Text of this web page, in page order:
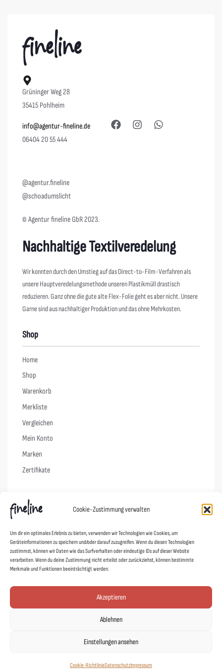
Cookie-Zustimmung verwalten
Um dir ein optimales Erlebnis zu bieten, verwenden wir Technologien wie Cookies, um
Geräteinformationen zu speichern und/oder darauf zuzugreifen. Wenn du diesen Technologien
zustimmst, können wir Daten wie das Surfverhalten oder eindeutige IDs auf dieser Website
verarbeiten. Wenn du deine Zustimmung nicht erteilst oder zurückziehst, können bestimmte
Merkmale und Funktionen beeinträchtigt werden.
Akzeptieren
Ablehnen
Einstellungen ansehen
Cookie-RichtlinieDatenschutzImpressum
Grüninger Weg 28
35415 Pohlheim
info@agentur-fineline.de
06404 20 55 444
@agentur.fineline
@schoadumslicht
© Agentur fineline GbR 2023.
Nachhaltige Textilveredelung
Wir konnten durch den Umstieg auf das Direct-to-Film-Verfahren als
unsere Hauptveredelungsmethode unseren Plastikmüll drastisch
reduzieren. Ganz ohne die gute alte Flex-Folie geht es aber nicht. Unsere
Garne sind aus nachhaltiger Produktion und das ohne Mehrkosten.
Shop
Home
Shop
Warenkorb
Merkliste
Vergleichen
Mein Konto
Marken
Zertifikate
Info
FAQs
Pflegehinweise
Versand & Lieferung
Widerruf